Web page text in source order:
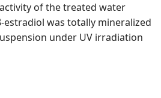
of the treated water
estradiol was totally mineralized
under UV irradiation